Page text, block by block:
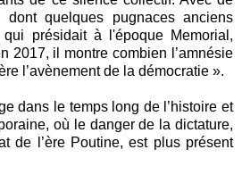
dont quelques pugnaces anciens
qui présidait à l'époque Memorial,
2017, il montre combien l’amnésie
l’avènement de la démocratie ».
dans le temps long de l’histoire et
où le danger de la dictature,
de l’ère Poutine, est plus présent